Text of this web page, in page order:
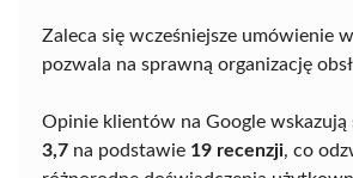
Zaleca się wcześniejsze umówienie
pozwala na sprawną organizację
Opinie klientów na Google wskazują
3,7 na podstawie 19 recenzji, co